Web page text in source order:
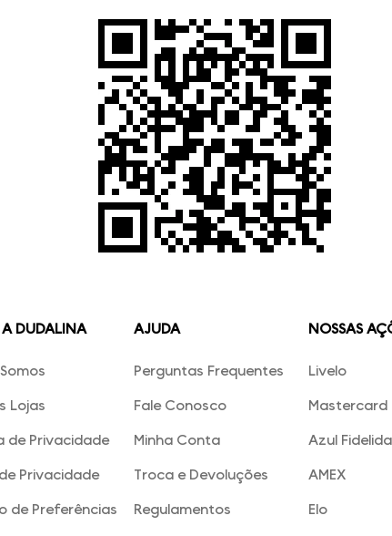
A DUDALINA
Lojas
de Privacidade
Privacidade
de Preferências
AJUDA
Perguntas Frequentes
Fale Conosco
Minha Conta
Troca e Devoluções
Regulamentos
NOSSAS
Livelo
Mastercard
Azul
AMEX
Elo